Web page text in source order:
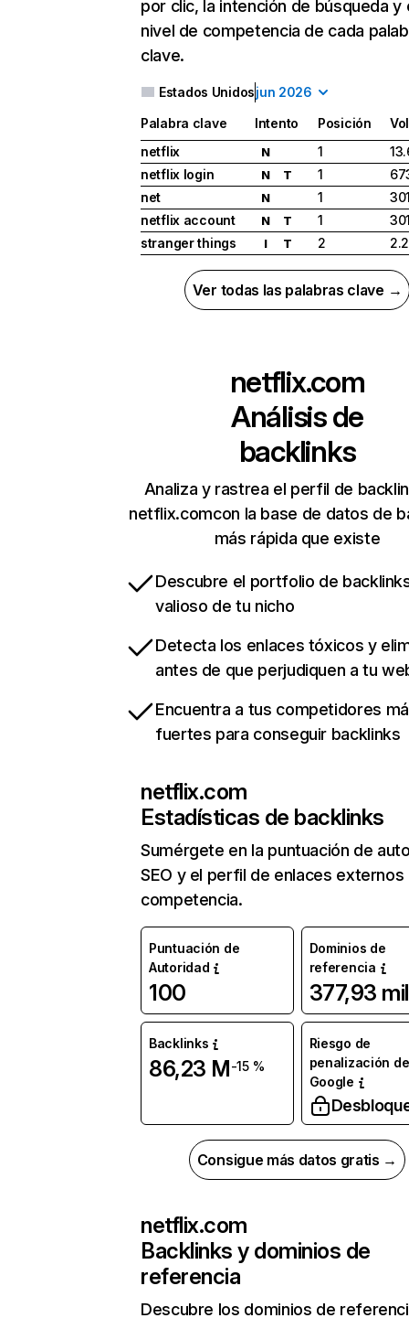
por clic, la intención de búsqueda y
nivel de competencia de cada
clave.
Estados Unidosjun 2026
Palabra clave Intento Posición
netflix
N 1
netflix login
N T 1
net
N 1
netflix account
N T 1
stranger things
I T 2
Ver todas las palabras clave →
netflix.com
Análisis de
backlinks
Analiza y rastrea el perfil de
netflix.comcon la base de datos de
más rápida que existe
Descubre el portfolio de
valioso de tu nicho
Detecta los enlaces tóxicos y
antes de que perjudiquen a tu
Encuentra a tus competidores
fuertes para conseguir backlinks
netflix.com
Estadísticas de backlinks
Sumérgete en la puntuación de
SEO y el perfil de enlaces externos
competencia.
Puntuación de
Autoridad
100
Dominios de
referencia
377,93 mil
Backlinks
86,23 M-15 %
Riesgo de
penalización de
Google
Consigue más datos gratis →
netflix.com
Backlinks y dominios de
referencia
Descubre los dominios de